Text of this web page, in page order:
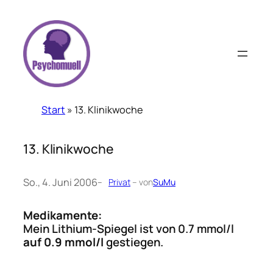
springen
Start » 13. Klinikwoche
13. Klinikwoche
So., 4. Juni 2006– Privat – vonSuMu
Medikamente:
Mein Lithium-Spiegel ist von 0.7 mmol/l
auf 0.9 mmol/lgestiegen.